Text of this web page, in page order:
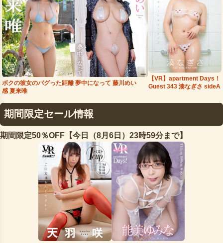
ボクの彼女のバグった距離
感 夏来唯
夢中になって 藤川めい
【VR】apartment Days！
Guest 343 湊なぎさ sideA
期間限定セール情報
期間限定50％OFF【今日（8月6日）23時59分まで】